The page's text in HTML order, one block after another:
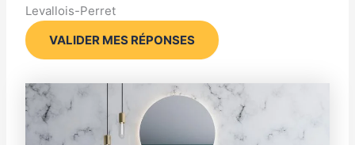
Levallois-Perret
VALIDER MES RÉPONSES